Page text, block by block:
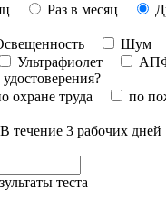
Раз в месяц
Шум
Ультрафиолет
охране труда по
В течение 3 рабочих дней
теста